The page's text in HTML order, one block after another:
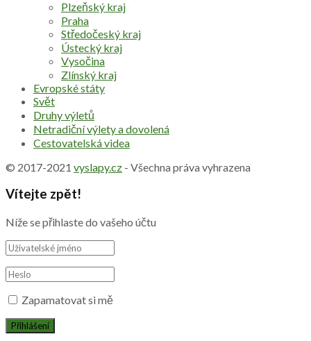
Plzeňský kraj
Praha
Středočeský kraj
Ústecký kraj
Vysočina
Zlínský kraj
Evropské státy
Svět
Druhy výletů
Netradiční výlety a dovolená
Cestovatelská videa
© 2017-2021 vyslapy.cz - Všechna práva vyhrazena
Vítejte zpět!
Níže se přihlaste do vašeho účtu
Zapamatovat si mě